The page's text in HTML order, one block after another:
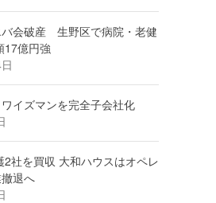
バ会破産 生野区で病院・老健
17億円強
イズマンを完全子会社化
2社を買収 大和ハウスはオペレ
退へ